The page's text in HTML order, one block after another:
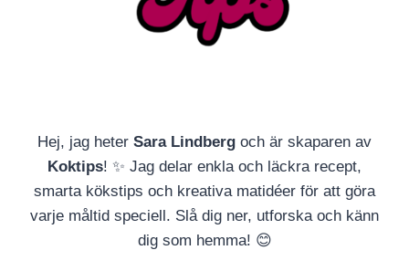
Hej, jag heter Sara Lindberg och är skaparen av
Koktips! ✨ Jag delar enkla och läckra recept,
smarta kökstips och kreativa matidéer för att göra
varje måltid speciell. Slå dig ner, utforska och känn
dig som hemma! 😊